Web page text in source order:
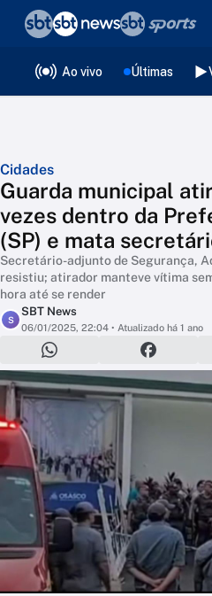
Ao vivo Últimas
Cidades
Guarda municipal
vezes dentro da
(SP) e mata
Secretário-adjunto de Segurança,
resistiu; atirador manteve vítima
hora até se render
S
SBT News
06/01/2025, 22:04 • Atualizado há 1 ano
❮voltar
Editorias